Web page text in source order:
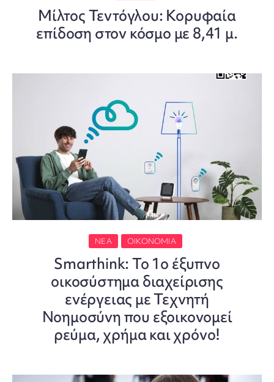
Μίλτος Τεντόγλου: Κορυφαία
επίδοση στον κόσμο με 8,41 μ.
ΝΈΑ ΟΙΚΟΝΟΜΊΑ
Smarthink: Το 1ο έξυπνο
οικοσύστημα διαχείρισης
ενέργειας με Τεχνητή
Νοημοσύνη που εξοικονομεί
ρεύμα, χρήμα και χρόνο!